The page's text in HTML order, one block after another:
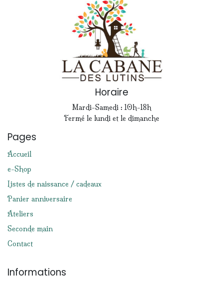
Horaire
Mardi-Samedi : 10h-18h
Fermé le lundi et le dimanche
Pages
Accueil
e-Shop
Listes de naissance / cadeaux
Panier anniversaire
Ateliers
Seconde main
Contact
Informations